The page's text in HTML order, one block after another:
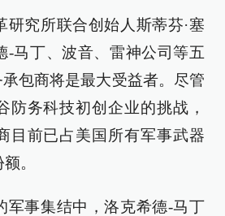
研究所联合创始人斯蒂芬·塞
-马丁、波音、雷神公司等五
承包商将是最大受益者。尽管
防务科技初创企业的挑战，
目前已占美国所有军事武器
。
军事集结中，洛克希德-马丁